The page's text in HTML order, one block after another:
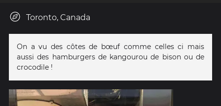
Toronto, Canada
On a vu des côtes de bœuf comme celles ci mais
aussi des hamburgers de kangourou de bison ou de
crocodile !